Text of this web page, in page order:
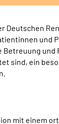
Deutschen
und
Betreuung und
sind, ein
mit einem